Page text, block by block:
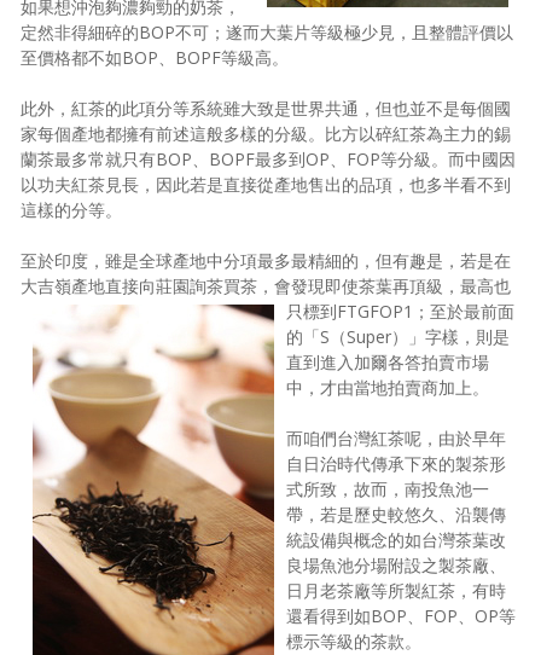
如果想沖泡夠濃夠勁的奶茶，
定然非得細碎的BOP不可；遂而大葉片等級極少見，且整體評價以
至價格都不如BOP、BOPF等級高。
此外，紅茶的此項分等系統雖大致是世界共通，但也並不是每個國
家每個產地都擁有前述這般多樣的分級。比方以碎紅茶為主力的錫
蘭茶最多常就只有BOP、BOPF最多到OP、FOP等分級。而中國因
以功夫紅茶見長，因此若是直接從產地售出的品項，也多半看不到
這樣的分等。
至於印度，雖是全球產地中分項最多最精細的，但有趣是，若是在
大吉嶺產地直接向莊園詢茶買茶，會發現即使茶葉再頂級，最高也
只標到FTGFOP1； 至於最前面
的「S（Super）」字樣，則是
直到進入加爾各答拍賣市場
中，才由當地拍賣商加上。
而咱們台灣紅茶呢，由於早年
自日治時代傳承下來的製茶形
式所致，故而，南投魚池一
帶，若是歷史較悠久、沿襲傳
統設備與概念的如台灣茶葉改
良場魚池分場附設之製茶廠、
日月老茶廠等所製紅茶，有時
還看得到如BOP、FOP、OP等
標示等級的茶款。